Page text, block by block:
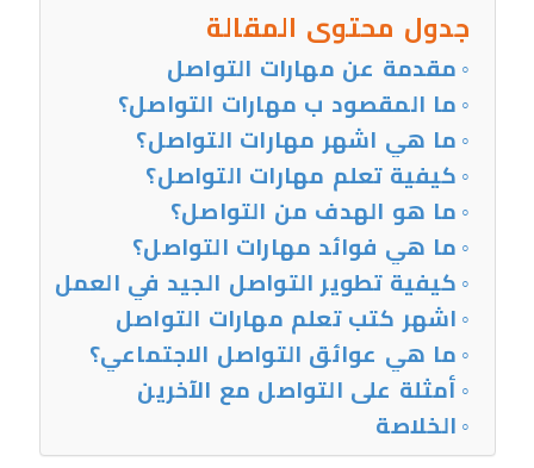
جدول محتوى المقالة
مقدمة عن مهارات التواصل
ما المقصود ب مهارات التواصل؟
ما هي اشهر مهارات التواصل؟
كيفية تعلم مهارات التواصل؟
ما هو الهدف من التواصل؟
ما هي فوائد مهارات التواصل؟
كيفية تطوير التواصل الجيد في العمل
اشهر كتب تعلم مهارات التواصل
ما هي عوائق التواصل الاجتماعي؟
أمثلة على التواصل مع الآخرين
الخلاصة